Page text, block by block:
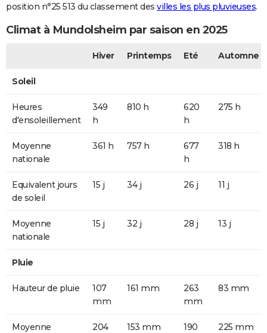
position n°25 513 du classement des villes les plus pluvieuses.
Climat à Mundolsheim par saison en 2025
Hiver Printemps Eté Automne
Soleil
Heures
d'ensoleillement
349
h
810 h
620
h
275 h
Moyenne
nationale
361 h 757 h
677
h
318 h
Equivalent jours
de soleil
15 j 34 j 26 j 11 j
Moyenne
nationale
15 j 32 j 28 j 13 j
Pluie
Hauteur de pluie
107
mm
161 mm
263
mm
83 mm
Moyenne
204
153 mm
190
225 mm